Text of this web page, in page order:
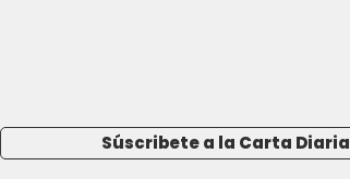
Súscribete a la Carta Diaria